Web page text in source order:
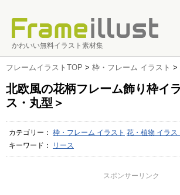
かわいい無料イラスト素材集
フレームイラストTOP > 枠・フレーム イラスト >
北欧風の花柄フレーム飾り枠イ
ス・丸型＞
カテゴリー： 枠・フレーム イラスト 花・植物 イラス
キーワード：
リース
スポンサーリンク